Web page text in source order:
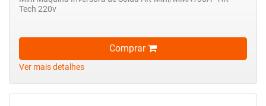
Tech 220v
Comprar
Ver mais detalhes